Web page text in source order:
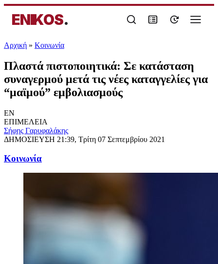
ENIKOS.
Αρχική » Κοινωνία
Πλαστά πιστοποιητικά: Σε κατάσταση
συναγερμού μετά τις νέες καταγγελίες για
“μαϊμού” εμβολιασμούς
EN
ΕΠΙΜΕΛΕΙΑ
Σήφης Γαρυφαλάκης
ΔΗΜΟΣΙΕΥΣΗ 21:39, Τρίτη 07 Σεπτεμβρίου 2021
Κοινωνία